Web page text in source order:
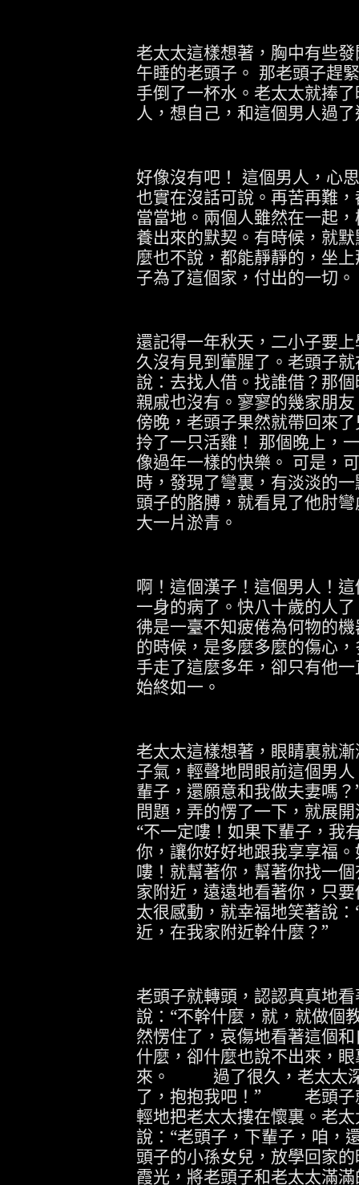
老太太這樣想著，胸中有些
午睡的老頭子。 那老頭子趕
手倒了一杯水。老太太就捧
人，想自己，和這個男人過
好像沒有吧！ 這個男人，心
也實在沒話可說。再苦再難
當當地。兩個人雖然在一起
養出來的默契。有時候，就
麼也不說，都能靜靜的，坐
子為了這個家，付出的一切。
還記得一年秋天，二小子要
久沒有見到葷腥了。老頭子
說：去找人借。找誰借？那
親戚也沒有。寥寥的幾家朋
傍晚，老頭子果然就帶回來
拎了一只活雞！ 那個晚上，
像過年一樣的快樂。 可是，
時，發現了彎裏，有淡淡的
頭子的胳膊，就看見了他肘
大一片淤青。
啊！這個漢子！這個男人！
一身的病了。快八十歲的人
彿是一臺不知疲倦為何物的
的時候，是多麼多麼的傷心
手走了這麼多年，卻只有他
始終如一。
老太太這樣想著，眼睛裏就
子氣，輕聲地問眼前這個男
輩子，還願意和我做夫妻嗎？
問題，弄的愣了一下，就展
“不一定嘍！如果下輩子，我
你，讓你好好地跟我享享福
嘍！就幫著你，幫著你找一
家附近，遠遠地看著你，只
太很感動，就幸福地笑著說
近，在我家附近幹什麼？”
老頭子就轉頭，認認真真地
說：“不幹什麼，就，就做個
然愣住了，哀傷地看著這個
什麼，卻什麼也說不出來，
來。
過了很久，老太太
了，抱抱我吧！”
老頭
輕地把老太太摟在懷裏。老
說：“老頭子，下輩子，咱，
頭子的小孫女兒，放學回家
霞光，將老頭子和老太太滿